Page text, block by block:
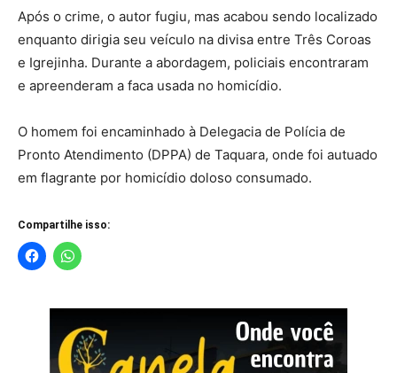
Após o crime, o autor fugiu, mas acabou sendo localizado
enquanto dirigia seu veículo na divisa entre Três Coroas
e Igrejinha. Durante a abordagem, policiais encontraram
e apreenderam a faca usada no homicídio.
O homem foi encaminhado à Delegacia de Polícia de
Pronto Atendimento (DPPA) de Taquara, onde foi autuado
em flagrante por homicídio doloso consumado.
Compartilhe isso: